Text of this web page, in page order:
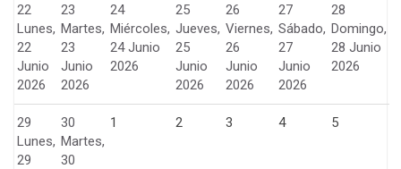
22
Lunes,
22
Junio
2026
23
Martes,
23
Junio
2026
24
Miércoles,
24 Junio
2026
25
Jueves,
25
Junio
2026
26
Viernes,
26
Junio
2026
27
Sábado,
27
Junio
2026
28
Domingo,
28 Junio
2026
29
Lunes,
29
30
Martes,
30
1 2 3 4 5